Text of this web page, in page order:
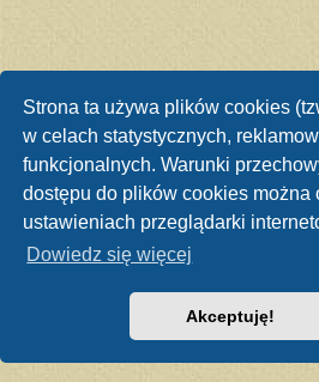
Strona ta używa plików cookies
w celach statystycznych,
funkcjonalnych. Warunki
dostępu do plików cookies można
ustawieniach przeglądarki
Dowiedz się więcej
Akceptuję!